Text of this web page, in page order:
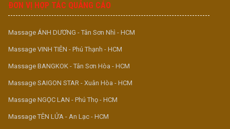
ĐƠN VỊ HỢP TÁC QUẢNG CÁO
Massage ÁNH DƯƠNG - Tân Sơn Nhì - HCM
Massage VINH TIÊN - Phú Thạnh - HCM
Massage BANGKOK - Tân Sơn Hòa - HCM
Massage SAIGON STAR - Xuân Hòa - HCM
Massage NGỌC LAN - Phú Thọ - HCM
Massage TÊN LỬA - An Lạc - HCM